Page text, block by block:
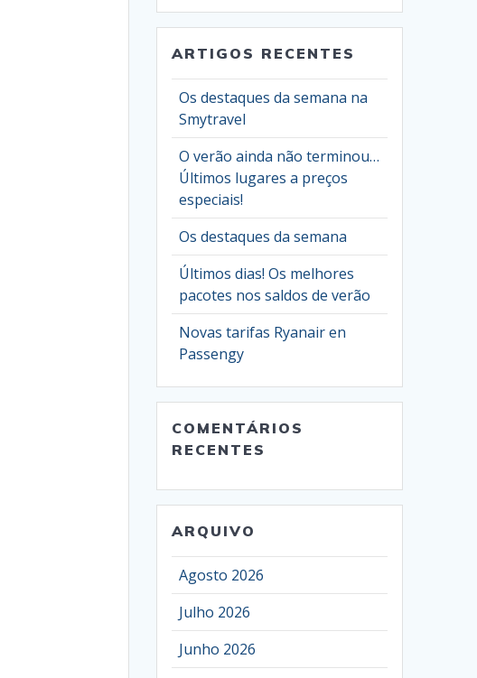
ARTIGOS RECENTES
Os destaques da semana na
Smytravel
O verão ainda não terminou…
Últimos lugares a preços
especiais!
Os destaques da semana
Últimos dias! Os melhores
pacotes nos saldos de verão
Novas tarifas Ryanair en
Passengy
COMENTÁRIOS
RECENTES
ARQUIVO
Agosto 2026
Julho 2026
Junho 2026